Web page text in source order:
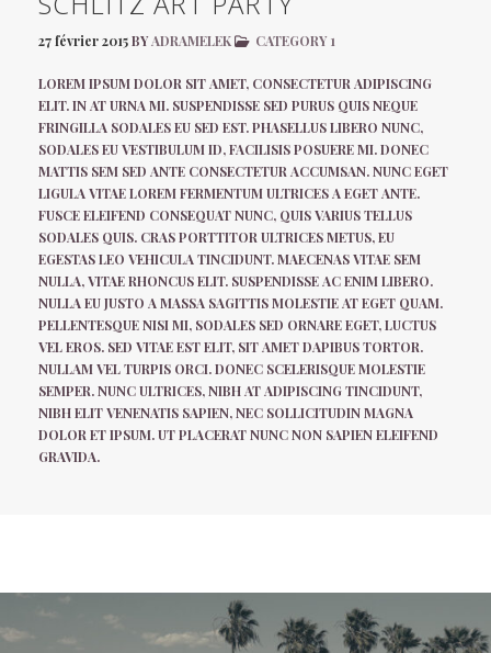
27 février 2015BYADRAMELEK CATEGORY 1
LOREM IPSUM DOLOR SIT AMET, CONSECTETUR ADIPISCING
ELIT. IN AT URNA MI. SUSPENDISSE SED PURUS QUIS NEQUE
FRINGILLA SODALES EU SED EST. PHASELLUS LIBERO NUNC,
SODALES EU VESTIBULUM ID, FACILISIS POSUERE MI. DONEC
MATTIS SEM SED ANTE CONSECTETUR ACCUMSAN. NUNC EGET
LIGULA VITAE LOREM FERMENTUM ULTRICES A EGET ANTE.
FUSCE ELEIFEND CONSEQUAT NUNC, QUIS VARIUS TELLUS
SODALES QUIS. CRAS PORTTITOR ULTRICES METUS, EU
EGESTAS LEO VEHICULA TINCIDUNT. MAECENAS VITAE SEM
NULLA, VITAE RHONCUS ELIT. SUSPENDISSE AC ENIM LIBERO.
NULLA EU JUSTO A MASSA SAGITTIS MOLESTIE AT EGET QUAM.
PELLENTESQUE NISI MI, SODALES SED ORNARE EGET, LUCTUS
VEL EROS. SED VITAE EST ELIT, SIT AMET DAPIBUS TORTOR.
NULLAM VEL TURPIS ORCI. DONEC SCELERISQUE MOLESTIE
SEMPER. NUNC ULTRICES, NIBH AT ADIPISCING TINCIDUNT,
NIBH ELIT VENENATIS SAPIEN, NEC SOLLICITUDIN MAGNA
DOLOR ET IPSUM. UT PLACERAT NUNC NON SAPIEN ELEIFEND
GRAVIDA.